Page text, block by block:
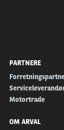
PARTNERE
Motortrade
OM ARVAL